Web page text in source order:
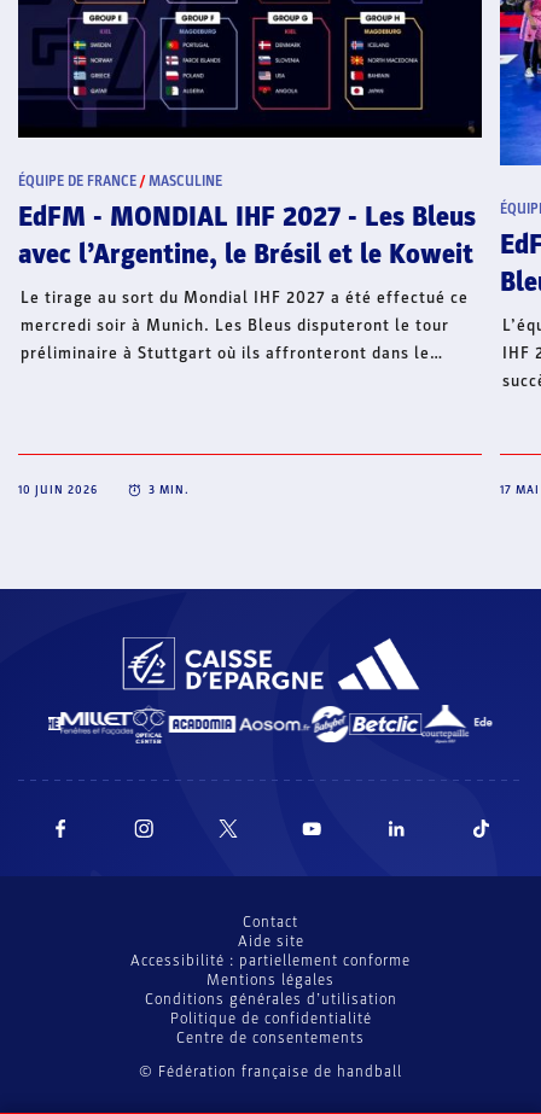
/MASCULINE
IHF 2027 - Les Bleus
le Brésil et le Koweit
sort du Mondial IHF 2027 a été effectué ce
à Munich. Les Bleus disputeront le tour
à Stuttgart où ils affronteront dans le
collection de titres.
3MIN.
ÉQUIPE DE FRANCE/
EdFM -
Bleus
L’équipe de
IHF 2027 (en
succès mercredi
prochain pour le
9
© Fédération française de handball
Contact
Aide site
Accessibilité : partiellement conforme
Mentions légales
Conditions générales d’utilisation
Politique de confidentialité
Centre de consentements